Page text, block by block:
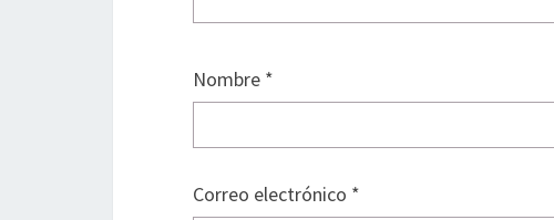
Nombre *
Correo electrónico *